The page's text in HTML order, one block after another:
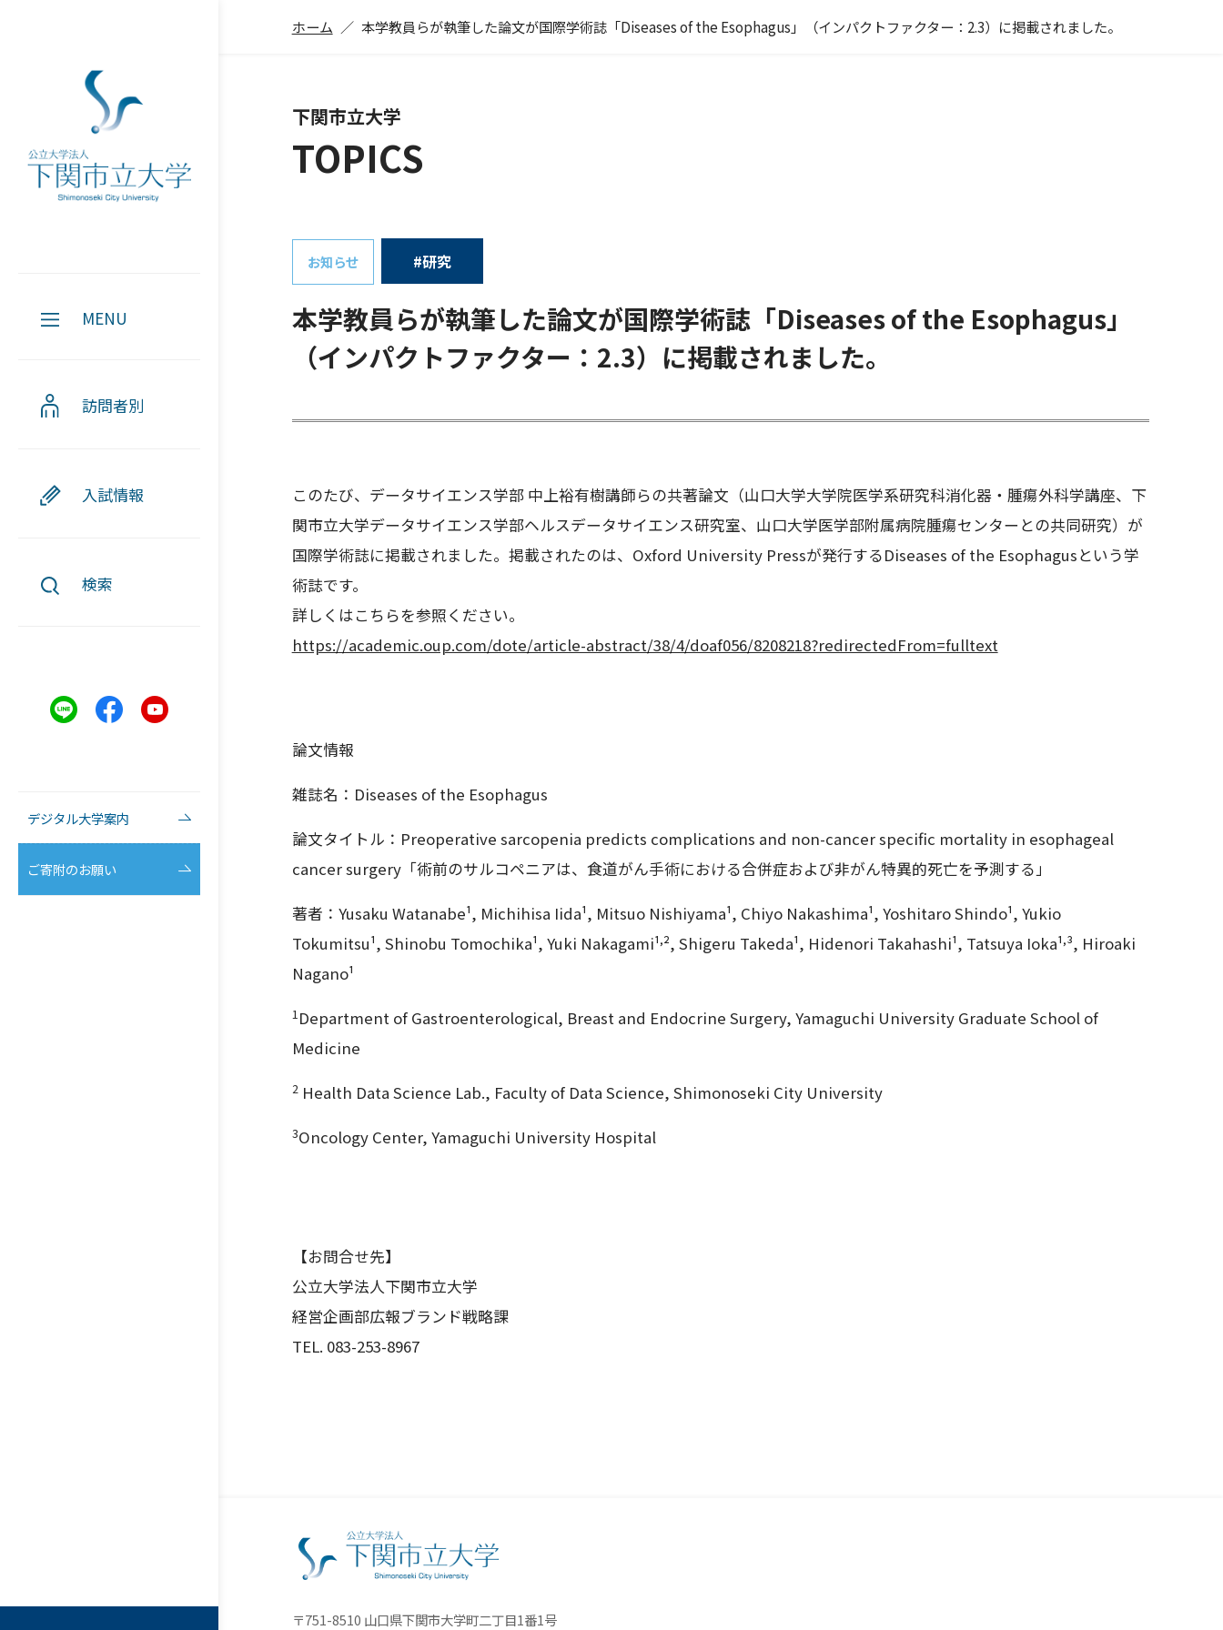
MENU
訪問者別
入試情報
検索
デジタル大学案内
ご寄附のお願い
ホーム 本学教員らが執筆した論文が国際学術誌「Diseases of the Esophagus」（インパクトファクター：2.3）に掲載されました。
下関市立大学
TOPICS
お知らせ #研究
本学教員らが執筆した論文が国際学術誌「Diseases of the Esophagus」
（インパクトファクター：2.3）に掲載されました。
このたび、データサイエンス学部 中上裕有樹講師らの共著論文（山口大学大学院医学系研究科消化器・腫瘍外科学講座、下
関市立大学データサイエンス学部ヘルスデータサイエンス研究室、山口大学医学部附属病院腫瘍センターとの共同研究）が
国際学術誌に掲載されました。掲載されたのは、Oxford University Pressが発行するDiseases of the Esophagusという学
術誌です。
詳しくはこちらを参照ください。
https://academic.oup.com/dote/article-abstract/38/4/doaf056/8208218?redirectedFrom=fulltext
論文情報
雑誌名：Diseases of the Esophagus
論文タイトル：Preoperative sarcopenia predicts complications and non-cancer specific mortality in esophageal
cancer surgery「術前のサルコペニアは、食道がん手術における合併症および非がん特異的死亡を予測する」
著者：Yusaku Watanabe¹, Michihisa Iida¹, Mitsuo Nishiyama¹, Chiyo Nakashima¹, Yoshitaro Shindo¹, Yukio
Tokumitsu¹, Shinobu Tomochika¹, Yuki Nakagami¹,², Shigeru Takeda¹, Hidenori Takahashi¹, Tatsuya Ioka¹,³, Hiroaki
Nagano¹
1 Department of Gastroenterological, Breast and Endocrine Surgery, Yamaguchi University Graduate School of
Medicine
2Health Data Science Lab., Faculty of Data Science, Shimonoseki City University
3Oncology Center, Yamaguchi University Hospital
【お問合せ先】
公立大学法人下関市立大学
経営企画部広報ブランド戦略課
TEL. 083-253-8967
〒751-8510 山口県下関市大学町二丁目1番1号